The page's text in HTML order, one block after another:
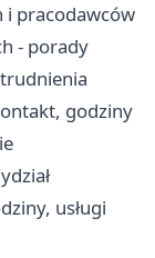
i pracodawców
- porady
godziny
usługi